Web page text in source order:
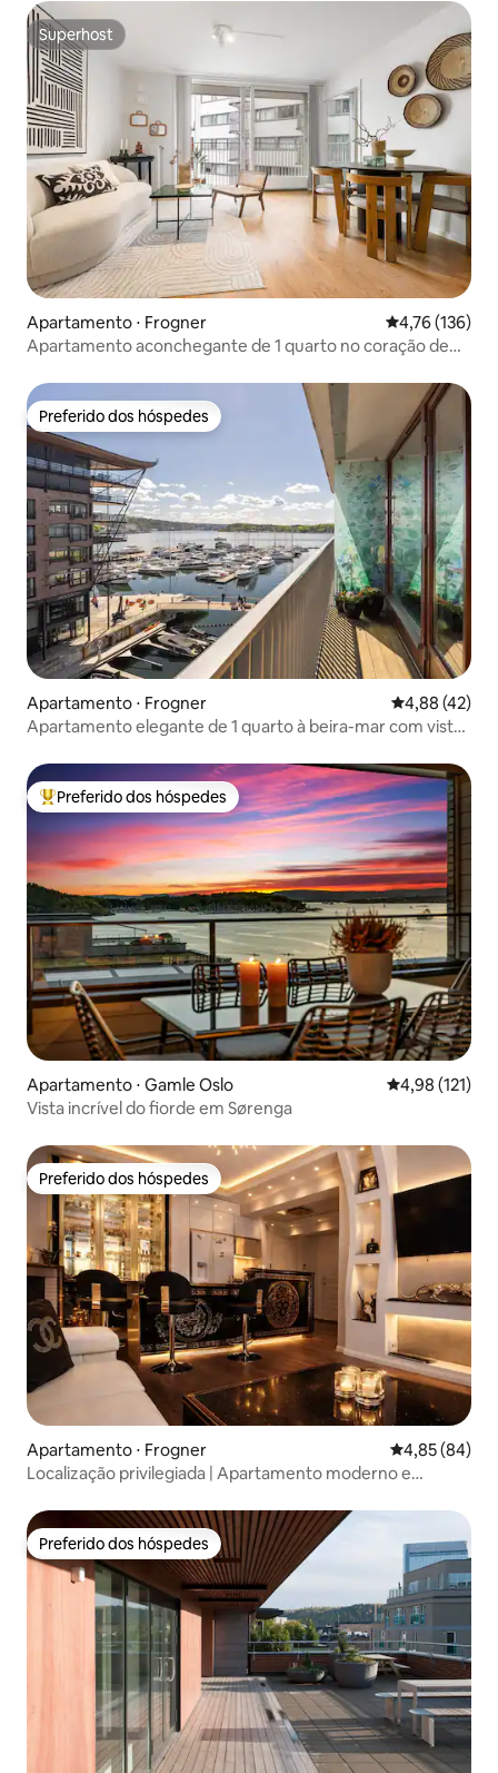
Superhost
Superhost
Apartamento ⋅ Frogner 4,76 de uma
4,76 (136)
Apartamento aconchegante de 1 quarto no coração de
Preferido dos hóspedes
Preferido dos hóspedes
Apartamento ⋅ Frogner 4,88 de uma
4,88 (42)
Apartamento elegante de 1 quarto à beira-mar com vista
Entre os melhores preferidos dos hóspedes
Preferido dos hóspedes
Apartamento ⋅ Gamle Oslo 4,98 de uma
4,98 (121)
Vista incrível do fiorde em Sørenga
Preferido dos hóspedes
Preferido dos hóspedes
Apartamento ⋅ Frogner 4,85 de uma
4,85 (84)
Localização privilegiada | Apartamento moderno e
Preferido dos hóspedes
Preferido dos hóspedes